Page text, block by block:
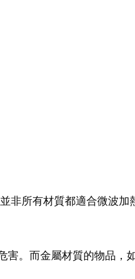
非所有材質都適合微波加
害。而金屬材質的物品，